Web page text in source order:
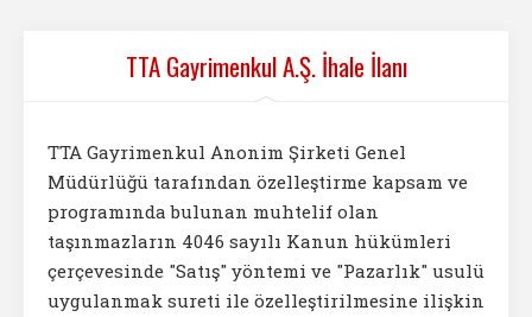
TTA Gayrimenkul A.Ş. İhale İlanı
TTA Gayrimenkul Anonim Şirketi Genel
Müdürlüğü tarafından özelleştirme kapsam ve
programında bulunan muhtelif olan
taşınmazların 4046 sayılı Kanun hükümleri
çerçevesinde "Satış" yöntemi ve "Pazarlık" usulü
uygulanmak sureti ile özelleştirilmesine ilişkin